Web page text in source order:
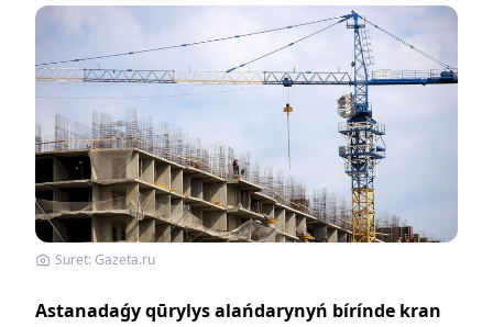
Suret: Gazeta.ru
Astanadaǵy qūrylys alańdarynyń bírínde kran